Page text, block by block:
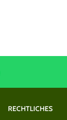
RECHTLICHES